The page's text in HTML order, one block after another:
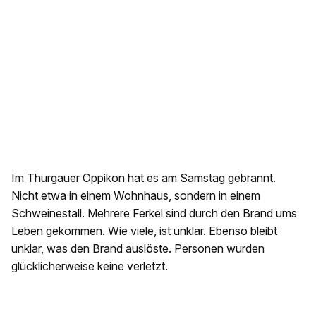
Im Thurgauer Oppikon hat es am Samstag gebrannt.
Nicht etwa in einem Wohnhaus, sondern in einem
Schweinestall. Mehrere Ferkel sind durch den Brand ums
Leben gekommen. Wie viele, ist unklar. Ebenso bleibt
unklar, was den Brand auslöste. Personen wurden
glücklicherweise keine verletzt.